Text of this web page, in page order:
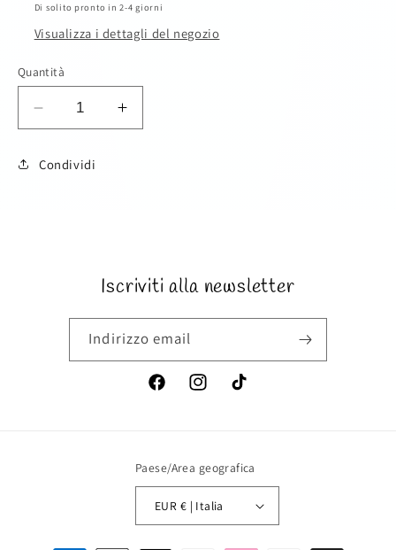
Di solito pronto in 2-4 giorni
Visualizza i dettagli del negozio
Quantità
Diminuisci
quantità
Set
Aumenta
quantità
Condividi
Iscriviti alla newsletter
Indirizzo email
FacebookInstagramTikTok
Paese/Area geografica
EUR € | Italia